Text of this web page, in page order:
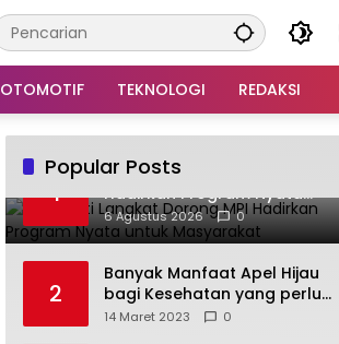
OTOMOTIF TEKNOLOGI REDAKSI
Popular Posts
1
Plt Bupati Langkat Dorong MPI
Hadirkan Program Nyata
untuk Masyarakat
6 Agustus 2026 0
2
Banyak Manfaat Apel Hijau
bagi Kesehatan yang perlu
Anda ketahui
14 Maret 2023 0